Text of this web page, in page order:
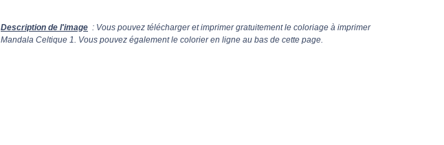
Description de l'image : Vous pouvez télécharger et imprimer gratuitement le coloriage à imprimer
Mandala Celtique 1. Vous pouvez également le colorier en ligne au bas de cette page.